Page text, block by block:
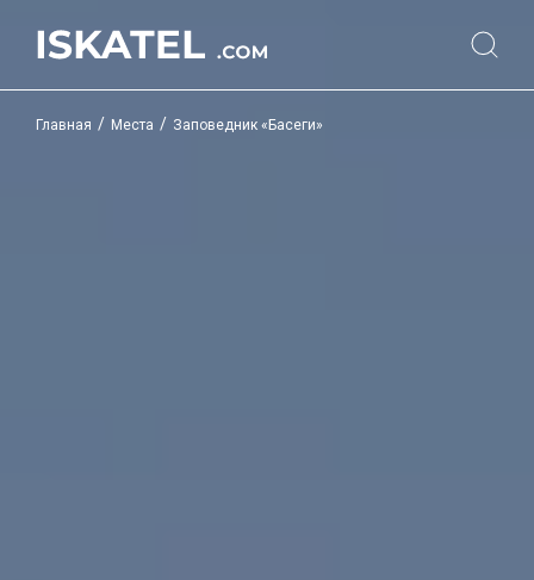
Главная / Места / Заповедник «Басеги»